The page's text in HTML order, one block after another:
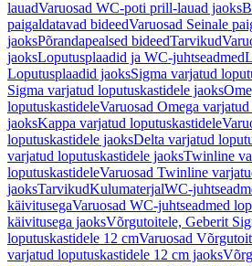
lauadVaruosad WC-poti prill-lauad jaoks
paigaldatavad bideedVaruosad Seinale
jaoksPõrandapealsed bideedTarvikud
jaoksLoputusplaadid ja WC-juhtseadmed
Loputusplaadid jaoksSigma varjatud
Sigma varjatud loputuskastidele jaoks
loputuskastideleVaruosad Omega
jaoksKappa varjatud loputuskastidele
loputuskastidele jaoksDelta varjatud
varjatud loputuskastidele jaoksTwinline
loputuskastideleVaruosad Twinline
jaoksTarvikudKulumaterjalWC-
käivitusegaVaruosad WC-juhtseadmed
käivitusega jaoksVõrgutoitele, Geberit
loputuskastidele 12 cmVaruosad
varjatud loputuskastidele 12 cm jaoks